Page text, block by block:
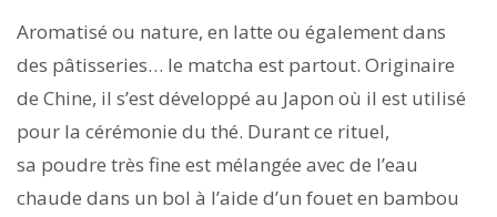
Aromatisé ou nature, en latte ou également dans
des pâtisseries… le matcha est partout. Originaire
de Chine, il s’est développé au Japon où il est utilisé
pour la cérémonie du thé. Durant ce rituel,
sa poudre très fine est mélangée avec de l’eau
chaude dans un bol à l’aide d’un fouet en bambou